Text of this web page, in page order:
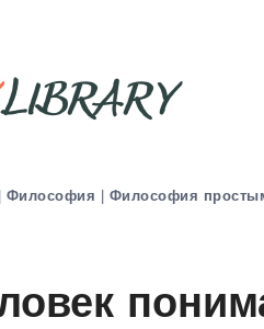
| Философия | Философия